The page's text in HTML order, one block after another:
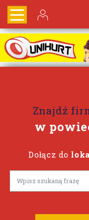
Znajdź
w
Dołącz do